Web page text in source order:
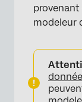
modeleur